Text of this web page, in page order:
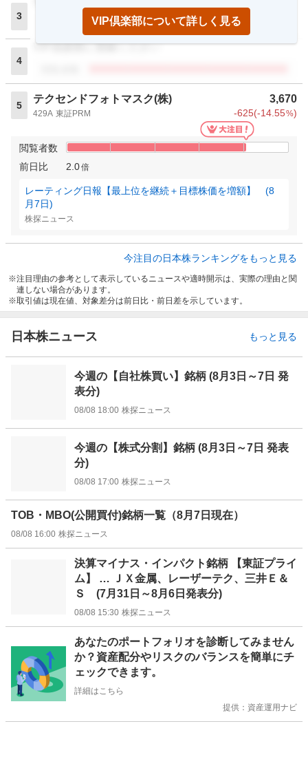
3
4
VIP倶楽部に登録ください
5
テクセンドフォトマスク(株) 3,670
429A 東証PRM -625(-14.55%)
閲覧者数
前日比
2.0倍
レーティング日報【最上位を継続＋目標株価を増額】 (8
月7日)
株探ニュース
VIP倶楽部について詳しく見る
今注目の日本株ランキングをもっと見る
注目理由の参考として表示しているニュースや適時開示は、実際の理由と関
連しない場合があります。
取引値は現在値、対象差分は前日比・前日差を示しています。
日本株ニュース もっと見る
今週の【自社株買い】銘柄 (8月3日～7日 発
表分)
08/08 18:00 株探ニュース
今週の【株式分割】銘柄 (8月3日～7日 発表
分)
08/08 17:00 株探ニュース
TOB・MBO(公開買付)銘柄一覧（8月7日現在）
08/08 16:00 株探ニュース
決算マイナス・インパクト銘柄 【東証プライ
ム】 … ＪＸ金属、レーザーテク、三井Ｅ＆
Ｓ (7月31日～8月6日発表分)
08/08 15:30 株探ニュース
あなたのポートフォリオを診断してみません
か？資産配分やリスクのバランスを簡単にチ
ェックできます。
詳細はこちら
提供：資産運用ナビ